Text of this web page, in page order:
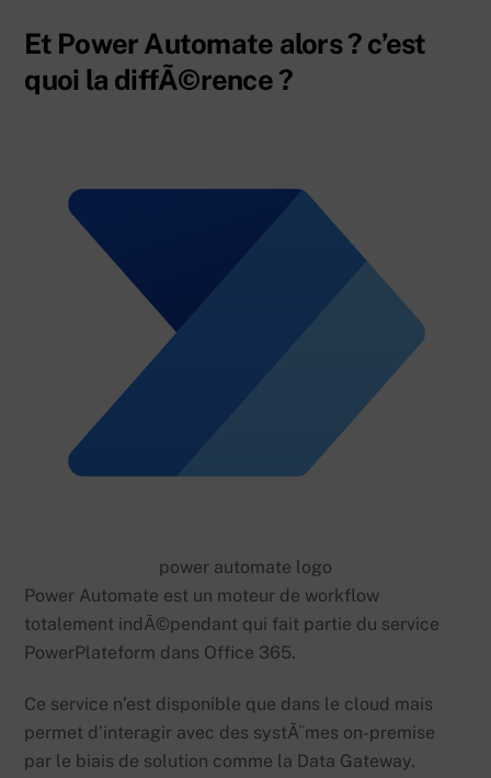
Et Power Automate alors ? c’est
quoi la diffÃ©rence ?
power automate logo
Power Automate est un moteur de workflow
totalement indÃ©pendant qui fait partie du service
PowerPlateform dans Office 365.
Ce service n’est disponible que dans le cloud mais
permet d’interagir avec des systÃ¨mes on-premise
par le biais de solution comme la Data Gateway.